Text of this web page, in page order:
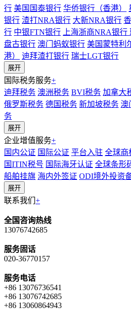
行 美国国泰银行 华侨银行（香港）
银行 渣打NRA银行 大新NRA银行
行 中银FTN银行 上海浙商NRA银行
盘古银行 澳门蚂蚁银行 美国蒙特利
港）
迪拜渣打银行 瑞士LGT银行
展开
国际税务服务+
迪拜税务 澳洲税务 BVI税务 加拿大
俄罗斯税务 德国税务 新加坡税务 澳
务
展开
企业增值服务+
国内公证 国际公证 平台入驻 全球商
国ITIN税号 国际海牙认证 全球条形
船舶挂旗 海内外签证 ODI境外投资
展开
联系我们 +
全国咨询热线
13076742685
服务固话
020-36770157
服务电话
+86 13076736541
+86 13076742685
+86 13060864943